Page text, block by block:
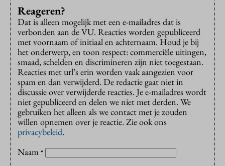
Reageren?
Dat is alleen mogelijk met een e-mailadres dat is
verbonden aan de VU. Reacties worden gepubliceerd
met voornaam of initiaal en achternaam. Houd je bij
het onderwerp, en toon respect: commerciële uitingen,
smaad, schelden en discrimineren zijn niet toegestaan.
Reacties met url’s erin worden vaak aangezien voor
spam en dan verwijderd. De redactie gaat niet in
discussie over verwijderde reacties. Je e-mailadres wordt
niet gepubliceerd en delen we niet met derden. We
gebruiken het alleen als we contact met je zouden
willen opnemen over je reactie. Zie ook ons
privacybeleid.
Naam *